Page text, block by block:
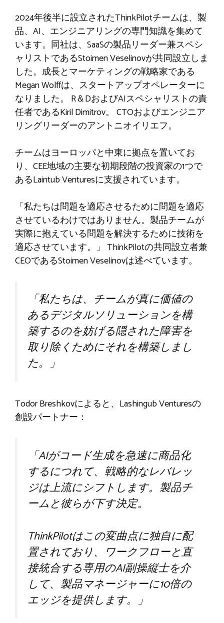
2024年後半に設立されたThinkPilotチームは、製
品、AI、エンジニアリングの専門知識を集めて
います。同社は、SaaSの製品リーダー兼スペシ
ャリストであるStoimen Veselinovが共同設立しま
した。成長とマーケティングの戦略家である
Megan Wolffは、スタートアップオペレーターに
なりました。 R＆DおよびAIスペシャリストの責
任者であるKiril Dimitrov。 CTOおよびエンジニア
リングリーダーのアントニオイリエフ。
チームはヨーロッパと中東に拠点を置いてお
り、CEE地域の主要な初期段階の投資家の1つで
あるLaintub Venturesに支援されています。
「私たちは問題を適応させるために問題を適応
させているわけではありません。製品チームが
実際に抱えている問題を解決するために技術を
適応させています。」 ThinkPilotの共同設立者兼
CEOであるStoimen Veselinovは述べています。
「私たちは、チームが真に価値の
あるデジタルソリューションを構
築するのを妨げる隠された障害を
取り除くためにそれを構築しまし
た。」
Todor Breshkovによると、Lashingub Venturesの
創設パートナー：
「AIがコード生成を急速に商品化
するにつれて、戦略的なレバレッ
ジは上流にシフトします。製品チ
ームと彼らが下す決定。
ThinkPilotはこの変曲点に独自に配
置されており、ワークフローと直
接統合する専用のAI副操縦士を介
して、製品マネージャーに10倍の
エッジを提供します。」